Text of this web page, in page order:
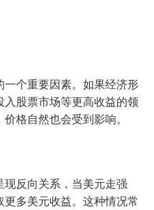
个重要因素。如果经济形
股票市场等更高收益的领
格自然也会受到影响。
反向关系，当美元走强
多美元收益。这种情况常